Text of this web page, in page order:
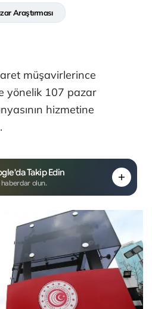
Araştırması
müşavirlerince
yönelik 107 pazar
hizmetine
Takip Edin
olun.